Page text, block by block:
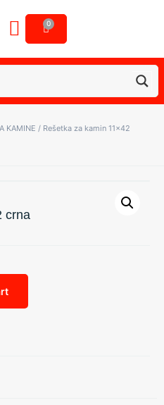
0
KAMINE / Rešetka za kamin 11×42
crna